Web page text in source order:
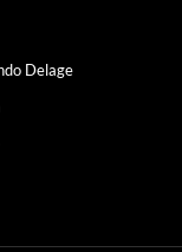
Delage